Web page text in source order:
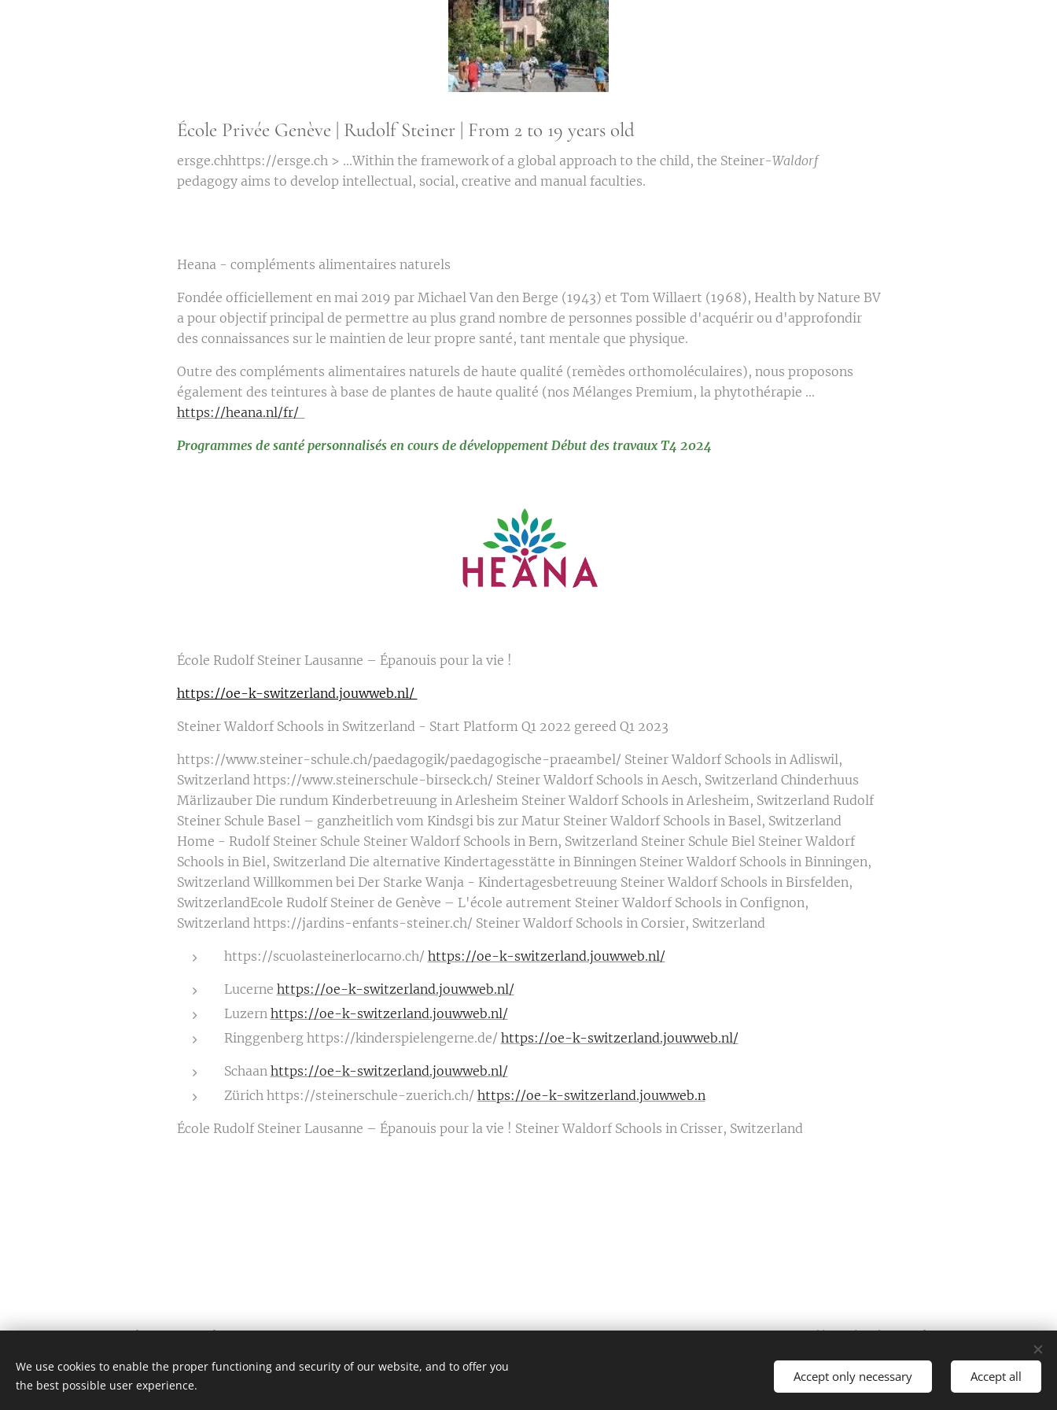
École Privée Genève | Rudolf Steiner | From 2 to 19 years old
ersge.chhttps://ersge.ch > ...Within the framework of a global approach to the child, the Steiner-Waldorf
pedagogy aims to develop intellectual, social, creative and manual faculties.
Heana - compléments alimentaires naturels
Fondée officiellement en mai 2019 par Michael Van den Berge (1943) et Tom Willaert (1968), Health by Nature BV
a pour objectif principal de permettre au plus grand nombre de personnes possible d'acquérir ou d'approfondir
des connaissances sur le maintien de leur propre santé, tant mentale que physique.
Outre des compléments alimentaires naturels de haute qualité (remèdes orthomoléculaires), nous proposons
également des teintures à base de plantes de haute qualité (nos Mélanges Premium, la phytothérapie ...
https://heana.nl/fr/
Programmes de santé personnalisés en cours de développement Début des travaux T4 2024
École Rudolf Steiner Lausanne – Épanouis pour la vie !
https://oe-k-switzerland.jouwweb.nl/
Steiner Waldorf Schools in Switzerland - Start Platform Q1 2022 gereed Q1 2023
https://www.steiner-schule.ch/paedagogik/paedagogische-praeambel/ Steiner Waldorf Schools in Adliswil,
Switzerland https://www.steinerschule-birseck.ch/ Steiner Waldorf Schools in Aesch, Switzerland Chinderhuus
Märlizauber Die rundum Kinderbetreuung in Arlesheim Steiner Waldorf Schools in Arlesheim, Switzerland Rudolf
Steiner Schule Basel – ganzheitlich vom Kindsgi bis zur Matur Steiner Waldorf Schools in Basel, Switzerland
Home - Rudolf Steiner Schule Steiner Waldorf Schools in Bern, Switzerland Steiner Schule Biel Steiner Waldorf
Schools in Biel, Switzerland Die alternative Kindertagesstätte in Binningen Steiner Waldorf Schools in Binningen,
Switzerland Willkommen bei Der Starke Wanja - Kindertagesbetreuung Steiner Waldorf Schools in Birsfelden,
SwitzerlandEcole Rudolf Steiner de Genève – L'école autrement Steiner Waldorf Schools in Confignon,
Switzerland https://jardins-enfants-steiner.ch/ Steiner Waldorf Schools in Corsier, Switzerland
https://scuolasteinerlocarno.ch/ https://oe-k-switzerland.jouwweb.nl/
Lucerne https://oe-k-switzerland.jouwweb.nl/
Luzern https://oe-k-switzerland.jouwweb.nl/
Ringgenberg https://kinderspielengerne.de/ https://oe-k-switzerland.jouwweb.nl/
Schaan https://oe-k-switzerland.jouwweb.nl/
Zürich https://steinerschule-zuerich.ch/ https://oe-k-switzerland.jouwweb.n
École Rudolf Steiner Lausanne – Épanouis pour la vie ! Steiner Waldorf Schools in Crisser, Switzerland
12 Pike St, New York, NY 10002
Powered byWebnode Cookies
We use cookies to enable the proper functioning and security of our website, and to offer you
the best possible user experience.
Accept only necessary Accept all